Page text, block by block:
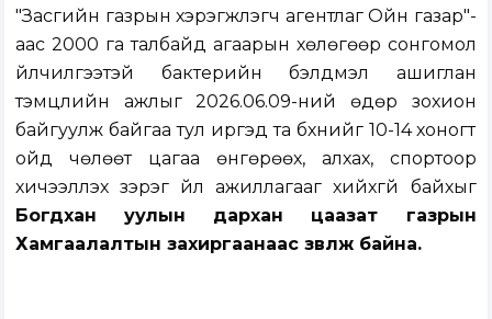
"Засгийн газрын хэрэгжүүлэгч агентлаг Ойн газар"-
аас 2000 га талбайд агаарын хөлөгөөр сонгомол
үйлчилгээтэй бактерийн бэлдмэл ашиглан
тэмцлийн ажлыг 2026.06.09-ний өдөр зохион
байгуулж байгаа тул иргэд та бүхнийг 10-14 хоногт
ойд чөлөөт цагаа өнгөрөөх, алхах, спортоор
хичээллэх зэрэг үйл ажиллагааг хийхгүй байхыг
Богдхан уулын дархан цаазат газрын
Хамгаалалтын захиргаанаас зөвлөж байна.